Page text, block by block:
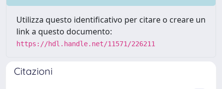
Utilizza questo identificativo per citare o creare un
link a questo documento:
https://hdl.handle.net/11571/226211
Citazioni